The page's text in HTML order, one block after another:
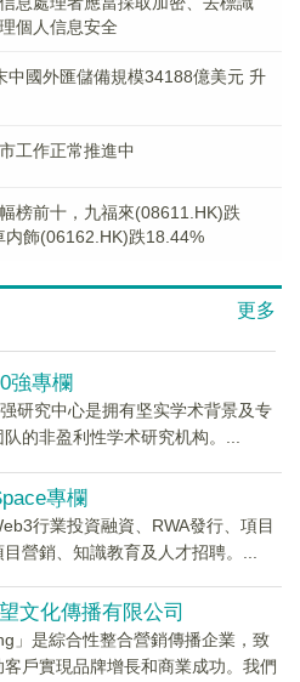
個人信息安全
中國外匯儲備規模34188億美元 升
工作正常推進中
榜前十，九福來(08611.HK)跌
内飾(06162.HK)跌18.44%
更多
強專欄
研究中心是拥有坚实学术背景及专
的非盈利性学术研究机构。...
專欄
行業投資融資、RWA發行、項目
營銷、知識教育及人才招聘。...
文化傳播有限公司
」是綜合性整合營銷傳播企業，致
客戶實現品牌增長和商業成功。我們